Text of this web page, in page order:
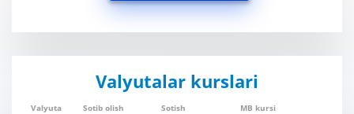
Valyutalar kurslari
Valyuta Sotib olish Sotish MB kursi